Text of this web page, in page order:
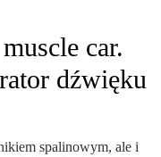
car.
dźwięku
spalinowym, ale i